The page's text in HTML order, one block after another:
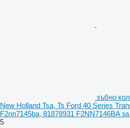
зъбно
New Holland Tsa, Ts Ford 40 Series
F2nn7145ba, 81878931 F2NN7146BA
5